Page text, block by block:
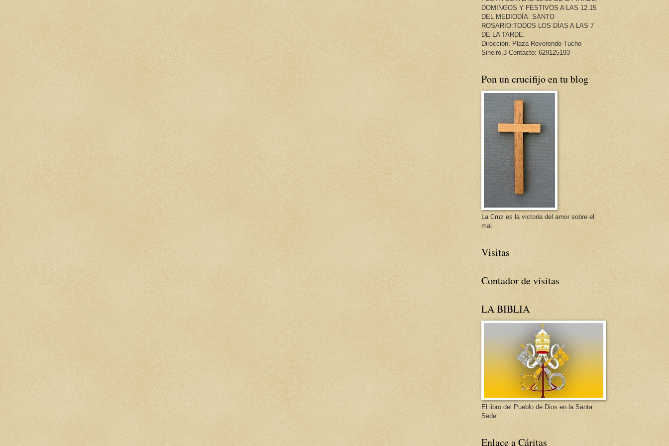
DOMINGOS Y FESTIVOS A LAS 12.15
DEL MEDIODÍA. SANTO
ROSARIO:TODOS LOS DÍAS A LAS 7
DE LA TARDE.
Dirección: Plaza Reverendo Tucho
Sineiro,3 Contacto: 629125193
Pon un crucifijo en tu blog
La Cruz es la victoria del amor sobre el
mal
Visitas
Contador de visitas
LA BIBLIA
El libro del Pueblo de Dios en la Santa
Sede
Enlace a Cáritas